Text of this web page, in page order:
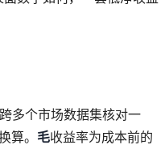
多个市场数据集核对一
算。 毛收益率为成本前的